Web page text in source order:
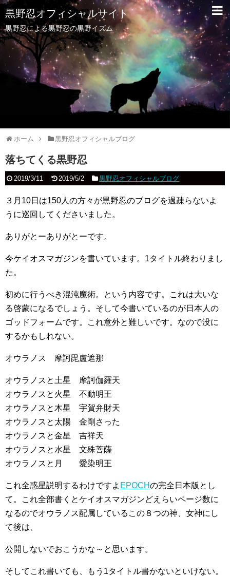
黒野忍オフィシャルサイト
黒野忍による黒野忍の黒野イズム
ホーム 黒野忍オフィシャルブログ
落ちてくる黒野忍
2019/3/11 2019/5/2 黒野忍オフィシャルブログ
３月10日は150人の方々が黒野忍のブログを過疎らないよ
うに巡回してくださいました。
ありがとーありがとーです。
今ケイオスマガジンを書いています。1タイトル終わりまし
た。
初めに行うべき混沌魔術。という内容です。これは大いな
る啓蒙になるでしょう。そして今書いているのが日本人の
ゴッドフォームです。これ意外と難しいです。なので没に
するかもしれない。
オウラノス 摩訶毘盧遮那
オウラノスと土星 摩訶伽羅天
オウラノスと火星 不動明王
オウラノスと木星 宇賀弁財天
オウラノスと太陽 金剛さった
オウラノスと金星 吉祥天
オウラノスと水星 文殊菩薩
オウラノスと月 愛染明王
これ全惑星説明するわけですよ EPOCHの完全日本版とし
て。これ全部書くとケイオスマガジンどえらいページ数に
なるのでオウラノス配属しているこの８つの神、女神にし
て後は、
公開しないでおこうかな～と思います。
そしてこれ書いても、もう1タイトル書かないといけない。